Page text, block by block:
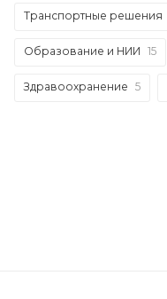
Транспортные решения
Образование и НИИ 15
Здравоохранение 5